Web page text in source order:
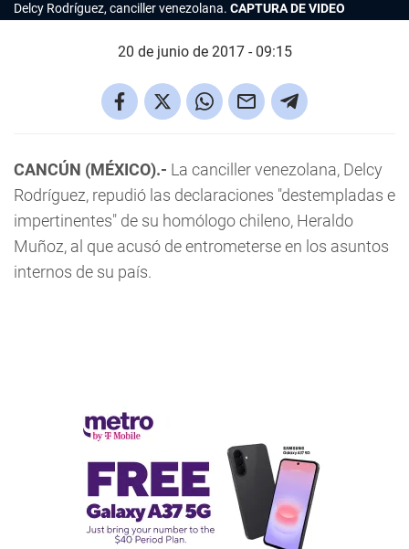
Delcy Rodríguez, canciller venezolana. CAPTURA DE VIDEO
20 de junio de 2017 - 09:15
CANCÚN (MÉXICO).- La canciller venezolana, Delcy
Rodríguez, repudió las declaraciones "destempladas e
impertinentes" de su homólogo chileno, Heraldo
Muñoz, al que acusó de entrometerse en los asuntos
internos de su país.